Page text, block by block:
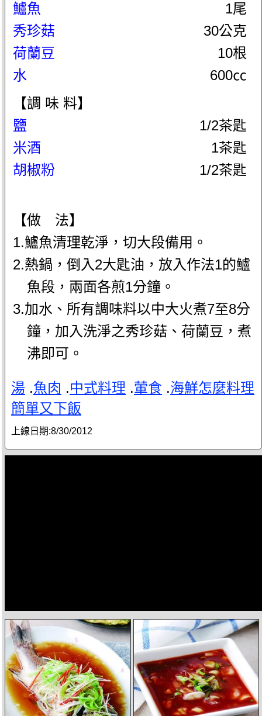
鱸魚
1尾
秀珍菇
30公克
荷蘭豆
10根
水
600㏄
【調 味 料】
鹽
1/2茶匙
米酒
1茶匙
胡椒粉
1/2茶匙
【做 法】
1.鱸魚清理乾淨，切大段備用。
2.熱鍋，倒入2大匙油，放入作法1的鱸
魚段，兩面各煎1分鐘。
3.加水、所有調味料以中大火煮7至8分
鐘，加入洗淨之秀珍菇、荷蘭豆，煮
沸即可。
湯 .魚肉 .中式料理 .葷食 .海鮮怎麼料理
簡單又下飯
上線日期:8/30/2012